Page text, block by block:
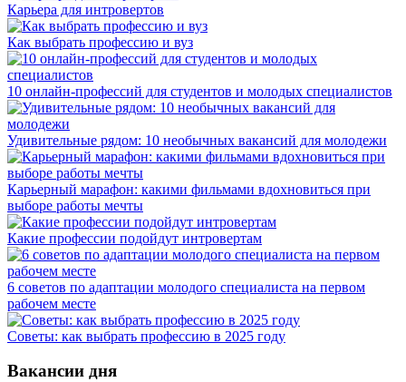
Карьера для интровертов
Как выбрать профессию и вуз
10 онлайн-профессий для студентов и молодых специалистов
Удивительные рядом: 10 необычных вакансий для молодежи
Карьерный марафон: какими фильмами вдохновиться при
выборе работы мечты
Какие профессии подойдут интровертам
6 советов по адаптации молодого специалиста на первом
рабочем месте
Советы: как выбрать профессию в 2025 году
Вакансии дня